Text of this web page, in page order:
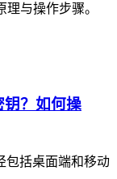
与操作步骤。
钥？如何操
包括桌面端和移动